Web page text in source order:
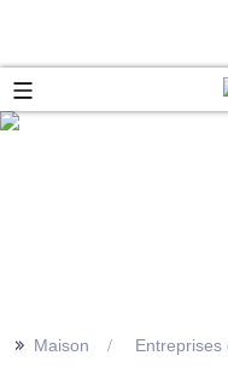
>> Maison Entreprises